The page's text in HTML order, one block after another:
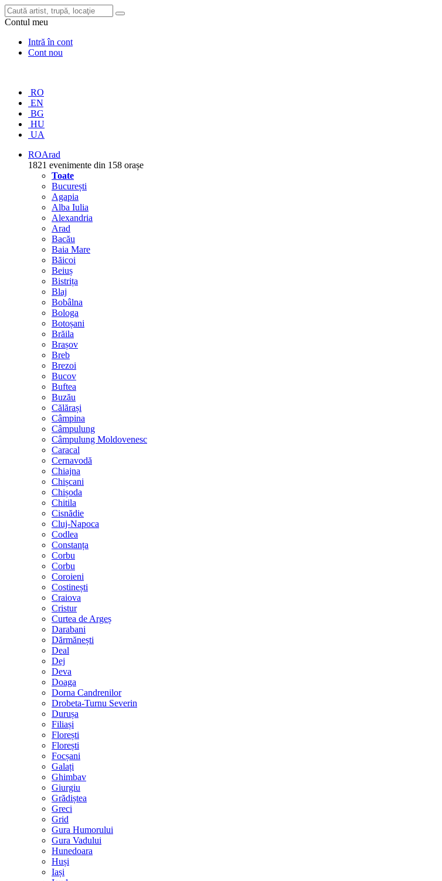
Contul meu
Intră în cont
Cont nou
RO
EN
BG
HU
UA
ROArad
1821 evenimente din 158 orașe
Toate
București
Agapia
Alba Iulia
Alexandria
Arad
Bacău
Baia Mare
Băicoi
Beiuș
Bistrița
Blaj
Bobâlna
Bologa
Botoșani
Brăila
Brașov
Breb
Brezoi
Bucov
Buftea
Buzău
Călărași
Câmpina
Câmpulung
Câmpulung Moldovenesc
Caracal
Cernavodă
Chiajna
Chișcani
Chișoda
Chitila
Cisnădie
Cluj-Napoca
Codlea
Constanța
Corbu
Corbu
Coroieni
Costinești
Craiova
Cristur
Curtea de Argeș
Darabani
Dărmănești
Deal
Dej
Deva
Doaga
Dorna Candrenilor
Drobeta-Turnu Severin
Durușa
Filiași
Florești
Florești
Focșani
Galați
Ghimbav
Giurgiu
Grădiștea
Greci
Grid
Gura Humorului
Gura Vadului
Hunedoara
Huși
Iași